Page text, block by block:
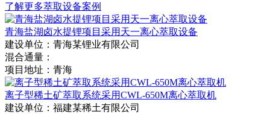
了解更多萃取设备案例
青海盐湖卤水提锂项目采用天一离心萃取设备
建设单位： 青海某锂业有限公司
混合通量：
项目地址： 青海
离子型稀土矿萃取系统采用CWL-650M离心萃取机
建设单位： 福建某稀土有限公司